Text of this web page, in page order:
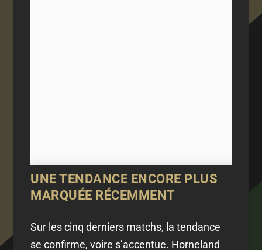
UNE TENDANCE ENCORE PLUS
MARQUÉE RÉCEMMENT
Sur les cinq derniers matchs, la tendance
se confirme, voire s’accentue. Horneland